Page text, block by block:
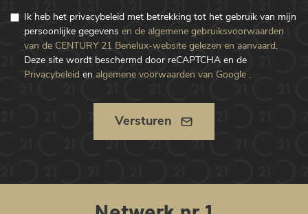
Ik heb het privacybeleid met betrekking tot het gebruik van mijn
persoonlijke gegevens en de algemene gebruiksvoorwaarden
van de CENTURY 21 Benelux-website gelezen en aanvaard.
Deze site wordt beschermd door reCAPTCHA en de
Privacybeleid en algemene voorwaarden van Google .
Versturen